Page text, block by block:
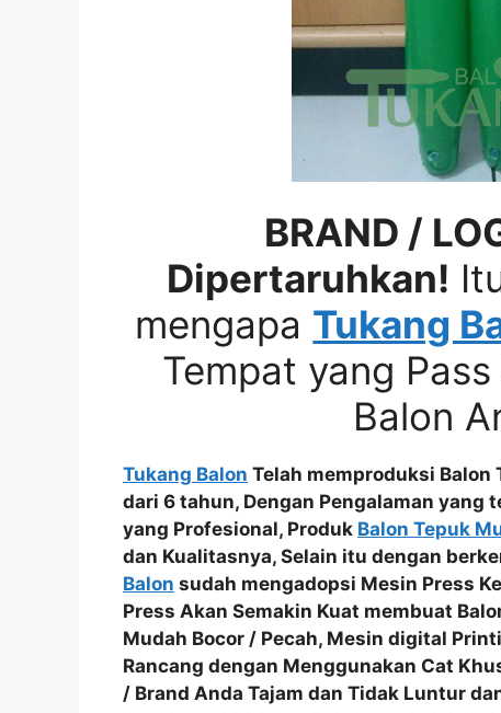
BRAND /
Dipertaruhkan!
mengapa Tukang
Tempat yang
Balon
Tukang Balon Telah memproduksi Balon
dari 6 tahun, Dengan Pengalaman yang
yang Profesional, Produk Balon Tepuk
dan Kualitasnya, Selain itu dengan
Balon sudah mengadopsi Mesin Press
Press Akan Semakin Kuat membuat
Mudah Bocor / Pecah, Mesin digital
Rancang dengan Menggunakan Cat
/ Brand Anda Tajam dan Tidak Luntur